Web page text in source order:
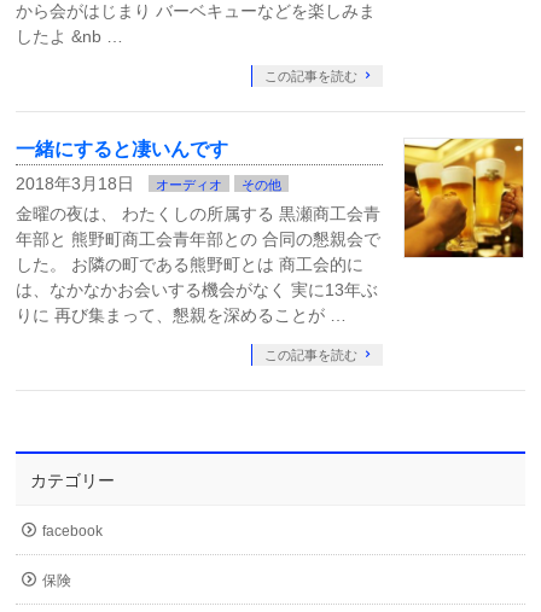
から会がはじまり バーベキューなどを楽しみま
したよ &nb …
この記事を読む
一緒にすると凄いんです
2018年3月18日 オーディオ その他
金曜の夜は、 わたくしの所属する 黒瀬商工会青
年部と 熊野町商工会青年部との 合同の懇親会で
した。 お隣の町である熊野町とは 商工会的に
は、なかなかお会いする機会がなく 実に13年ぶ
りに 再び集まって、懇親を深めることが …
この記事を読む
カテゴリー
facebook
保険